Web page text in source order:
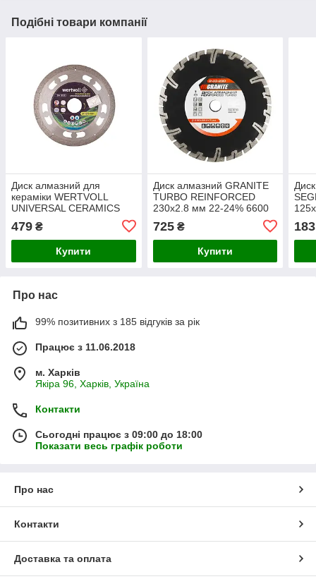
Подібні товари компанії
Диск алмазний для
кераміки WERTVOLL
UNIVERSAL CERAMICS
алмазного шару 8 мм
адаптер 22.2-20
479 ₴
Купити
Диск алмазний GRANITE
TURBO REINFORCED
230х2.8 мм 22-24% 6600
725₴
Купити
183
Про нас
99% позитивних з 185 відгуків за рік
Працює з 11.06.2018
м. Харків
Якіра 96, Харків, Україна
Контакти
Сьогодні працює з 09:00 до 18:00
Показати весь графік роботи
Про нас
Контакти
Доставка та оплата